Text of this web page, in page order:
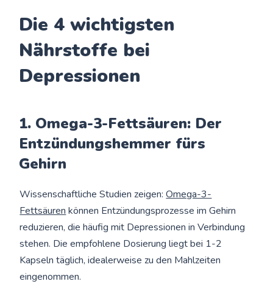
Die 4 wichtigsten
Nährstoffe bei
Depressionen
1. Omega-3-Fettsäuren: Der
Entzündungshemmer fürs
Gehirn
Wissenschaftliche Studien zeigen:Omega-3-
Fettsäuren können Entzündungsprozesse im Gehirn
reduzieren, die häufig mit Depressionen in Verbindung
stehen. Die empfohlene Dosierung liegt bei 1-2
Kapseln täglich, idealerweise zu den Mahlzeiten
eingenommen.